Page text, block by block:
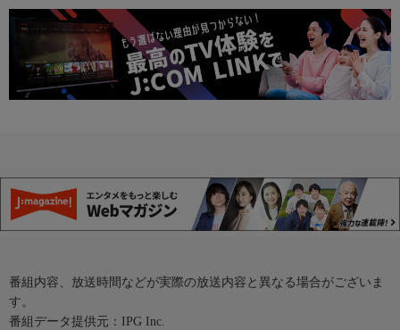
番組内容、放送時間などが実際の放送内容と異なる場合がございま
す。
番組データ提供元：IPG Inc.